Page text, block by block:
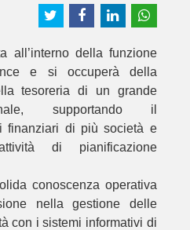
all’interno della funzione
e si occuperà della
tesoreria di un grande
supportando il
finanziari di più società e
di pianificazione
conoscenza operativa
nella gestione delle
con i sistemi informativi di